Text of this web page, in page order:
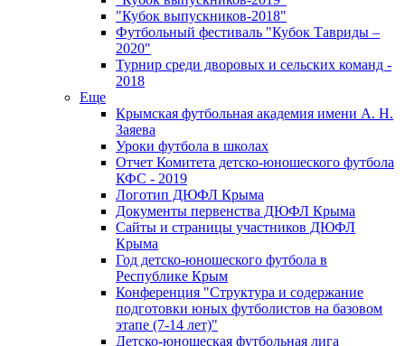
"Кубок выпускников-2018"
Футбольный фестиваль "Кубок Тавриды –
2020"
Турнир среди дворовых и сельских команд -
2018
Еще
Крымская футбольная академия имени А. Н.
Заяева
Уроки футбола в школах
Отчет Комитета детско-юношеского футбола
КФС - 2019
Логотип ДЮФЛ Крыма
Документы первенства ДЮФЛ Крыма
Сайты и страницы участников ДЮФЛ
Крыма
Год детско-юношеского футбола в
Республике Крым
Конференция "Структура и содержание
подготовки юных футболистов на базовом
этапе (7-14 лет)"
Детско-юношеская футбольная лига